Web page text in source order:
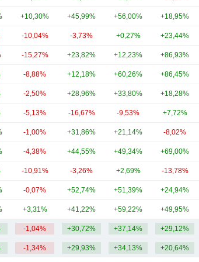
+10,30% +45,99% +56,00% +18,95%
-10,04% -3,73% +0,27% +23,44%
-15,27% +23,82% +12,23% +86,93%
-8,88% +12,18% +60,26% +86,45%
-2,50% +28,96% +33,80% +18,28%
-5,13% -16,67% -9,53% +7,72%
-1,00% +31,86% +21,14% -8,02%
-4,38% +44,55% +49,34% +69,00%
-10,91% -3,26% +2,69% -13,78%
-0,07% +52,74% +51,39% +24,94%
+3,31% +41,22% +59,22% +49,95%
-1,04% +30,72% +37,14% +29,12%
-1,34% +29,93% +34,13% +20,64%